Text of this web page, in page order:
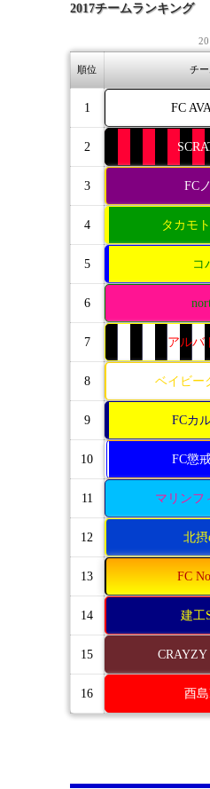
2017チームランキング
順位 チー
1 FC
2
3 FC
4 タカモ
5 コ
6
7 アルバ
8 ベイビー
9 FCカ
10 FC懲
11 マリンフ
12 北摂
13 FC
14 建工
15 CRAYZY
16 酉